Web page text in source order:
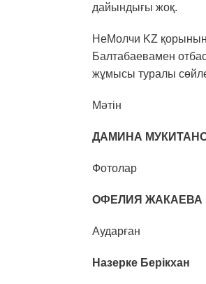
дайындығы жоқ.
НеМолчи KZ
Балтабаевамен
жұмысы туралы
Мәтін
ДАМИНА
Фотолар
ОФЕЛИЯ ЖАКАЕВА
Аударған
Назерке Берікхан